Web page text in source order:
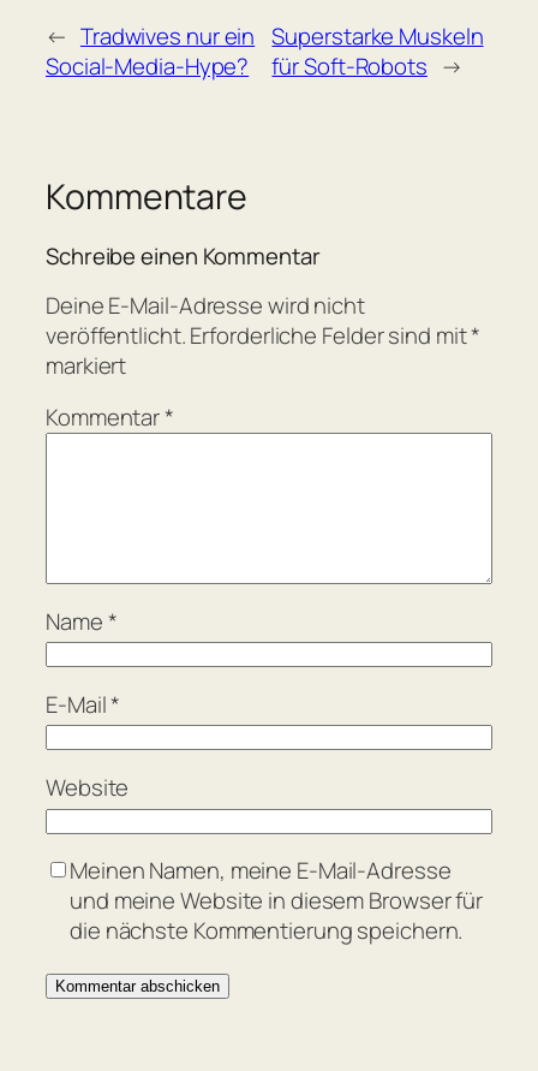
← Tradwives nur ein
Social-Media-Hype?
Superstarke Muskeln
für Soft-Robots →
Kommentare
Schreibe einen Kommentar
Deine E-Mail-Adresse wird nicht
veröffentlicht.Erforderliche Felder sind mit*
markiert
Kommentar*
Name*
E-Mail*
Website
Meinen Namen, meine E-Mail-Adresse
und meine Website in diesem Browser für
die nächste Kommentierung speichern.